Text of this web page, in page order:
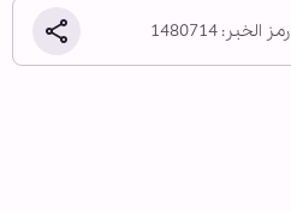
رمز الخبر: 1480714